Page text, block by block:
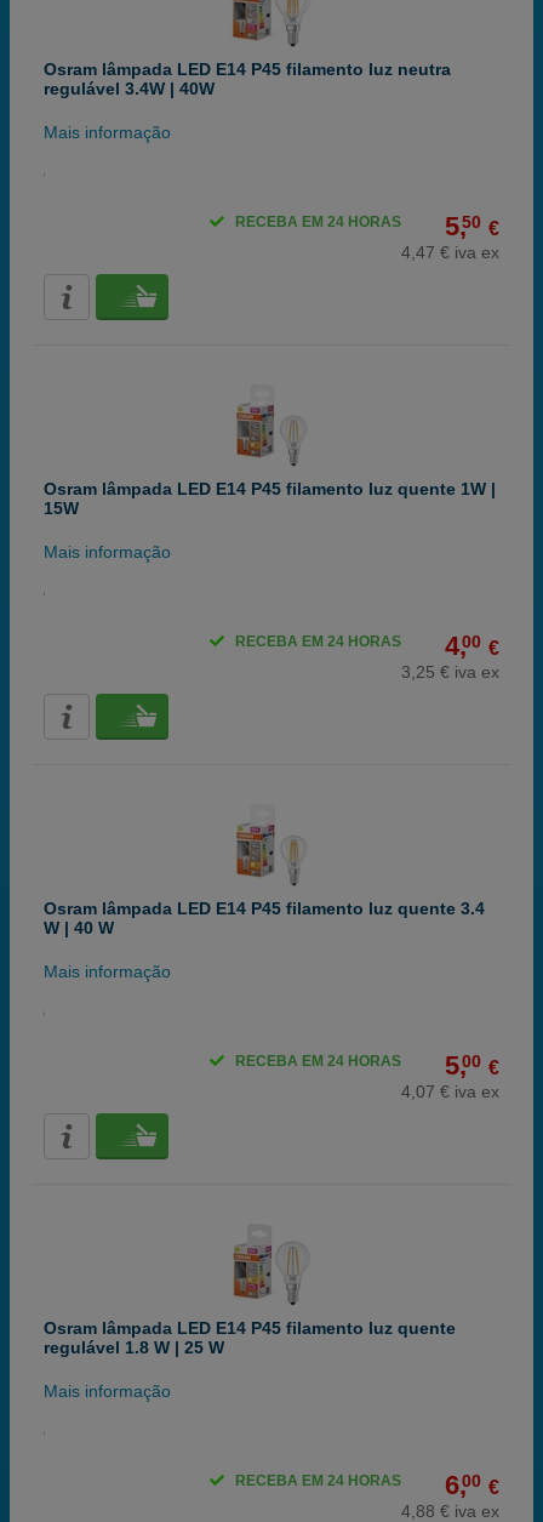
Osram lâmpada LED E14 P45 filamento luz neutra
regulável 3.4W | 40W
Mais informação
5,50 €
4,47 € iva ex
RECEBA EM 24 HORAS
Osram lâmpada LED E14 P45 filamento luz quente 1W |
15W
Mais informação
4,00 €
3,25 € iva ex
RECEBA EM 24 HORAS
Osram lâmpada LED E14 P45 filamento luz quente 3.4
W | 40 W
Mais informação
5,00 €
4,07 € iva ex
RECEBA EM 24 HORAS
Osram lâmpada LED E14 P45 filamento luz quente
regulável 1.8 W | 25 W
Mais informação
6,00 €
4,88 € iva ex
RECEBA EM 24 HORAS